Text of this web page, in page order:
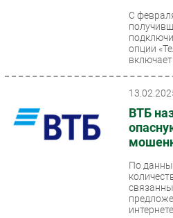
С
опции
включает
ВТБ
По